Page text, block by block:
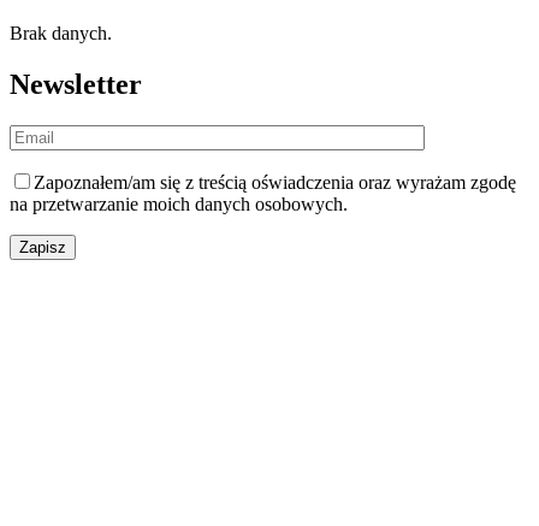
Brak danych.
Newsletter
Zapoznałem/am się z treścią oświadczenia oraz wyrażam zgodę
na przetwarzanie moich danych osobowych.